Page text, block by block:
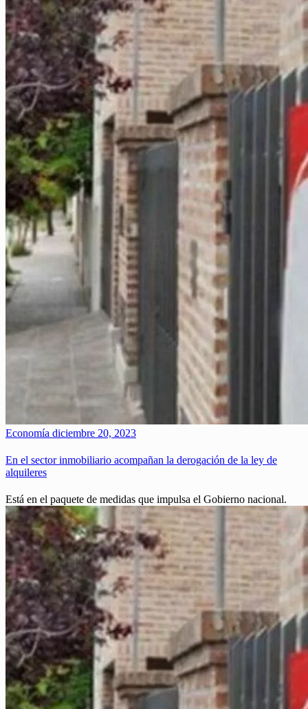
Economía diciembre 20, 2023
En el sector inmobiliario acompañan la derogación de la ley de
alquileres
Está en el paquete de medidas que impulsa el Gobierno nacional.